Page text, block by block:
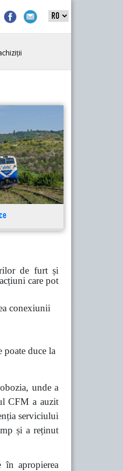
de furt și
care pot
conexiunii
poate duce la
unde a
CFM a auzit
serviciului
și a reținut
în apropierea